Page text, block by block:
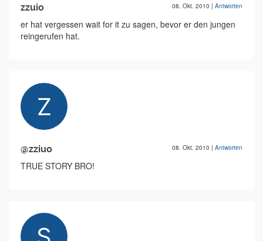
zzuio 08. Okt. 2010 | Antworten
er hat vergessen wait for it zu sagen, bevor er den jungen
reingerufen hat.
@zziuo 08. Okt. 2010 | Antworten
TRUE STORY BRO!